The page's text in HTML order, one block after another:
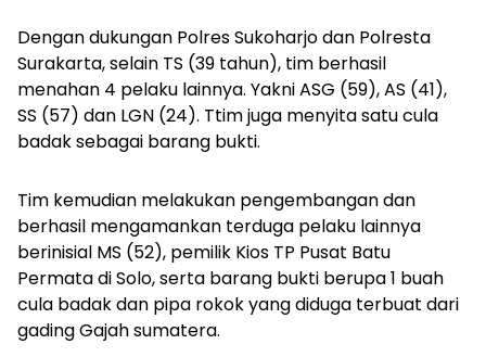
Dengan dukungan Polres Sukoharjo dan Polresta
Surakarta, selain TS (39 tahun), tim berhasil
menahan 4 pelaku lainnya. Yakni ASG (59), AS (41),
SS (57) dan LGN (24). Ttim juga menyita satu cula
badak sebagai barang bukti.
Tim kemudian melakukan pengembangan dan
berhasil mengamankan terduga pelaku lainnya
berinisial MS (52), pemilik Kios TP Pusat Batu
Permata di Solo, serta barang bukti berupa 1 buah
cula badak dan pipa rokok yang diduga terbuat dari
gading Gajah sumatera.